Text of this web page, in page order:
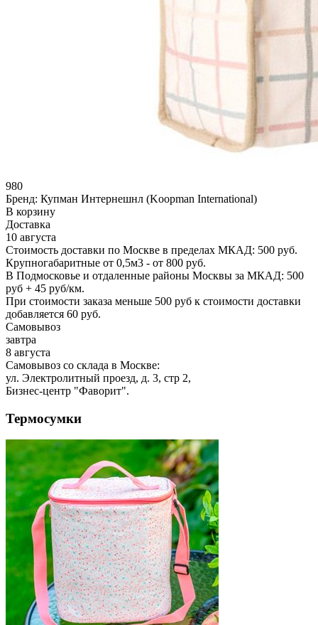
980
Бренд: Купман Интернешнл (Koopman International)
В корзину
Доставка
10 августа
Стоимость доставки по Москве в пределах МКАД: 500 руб.
Крупногабаритные от 0,5м3 - от 800 руб.
В Подмосковье и отдаленные районы Москвы за МКАД: 500
руб + 45 руб/км.
При стоимости заказа меньше 500 руб к стоимости доставки
добавляется 60 руб.
Самовывоз
завтра
8 августа
Самовывоз со склада в Москве:
ул. Электролитный проезд, д. 3, стр 2,
Бизнес-центр "Фаворит".
Термосумки